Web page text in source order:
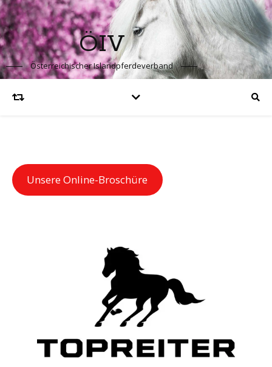
ÖIV
Österreichischer Islandpferdeverband
Unsere Online-Broschüre